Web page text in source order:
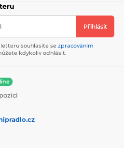
Přihlásit
souhlasíte se zpracováním
kdykoliv odhlásit.